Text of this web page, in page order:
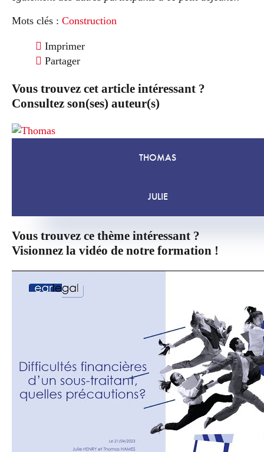
Mots clés : Construction
Imprimer
Partager
Vous trouvez cet article intéressant ?
Consultez son(ses) auteur(s)
THOMAS
JULIE
Vous trouvez ce thème intéressant ?
Visionnez la vidéo de notre formation !